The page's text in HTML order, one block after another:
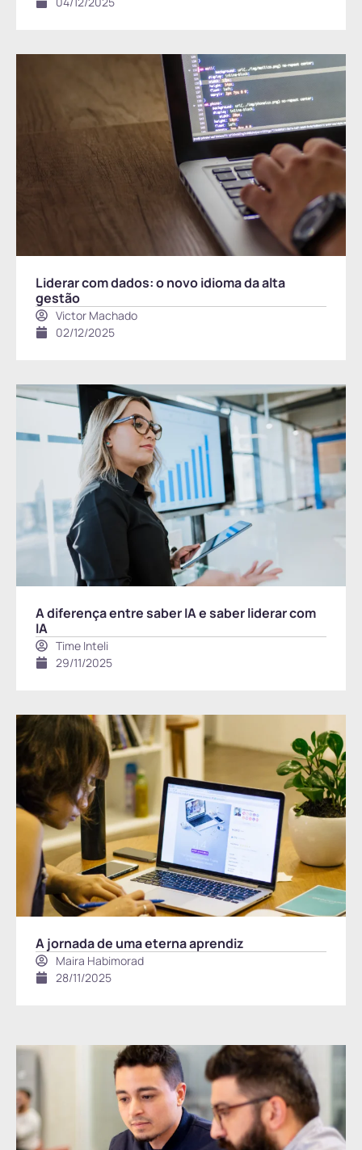
Liderar com dados: o novo idioma da alta
gestão
Victor Machado
02/12/2025
A diferença entre saber IA e saber liderar com
IA
Time Inteli
29/11/2025
A jornada de uma eterna aprendiz
Maira Habimorad
28/11/2025